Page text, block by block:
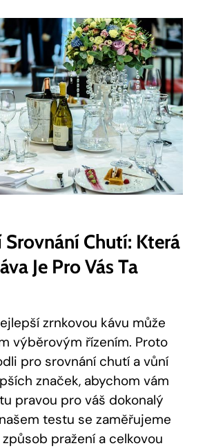
Chutí: Která
Je Pro Vás Ta
zrnkovou kávu může
výběrovým řízením. Proto
pro srovnání chutí a vůní
značek, abychom vám
pravou pro váš dokonalý
testu se zaměřujeme
pražení a celkovou